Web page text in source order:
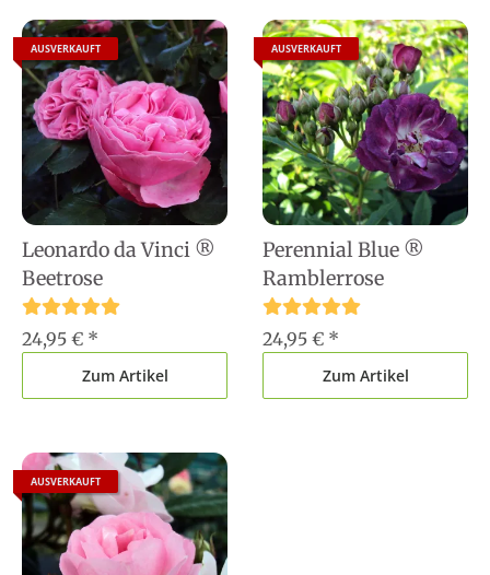
AUSVERKAUFT
Leonardo da Vinci ®
Beetrose
24,95 € *
Zum Artikel
AUSVERKAUFT
Perennial Blue ®
Ramblerrose
24,95 € *
Zum Artikel
AUSVERKAUFT